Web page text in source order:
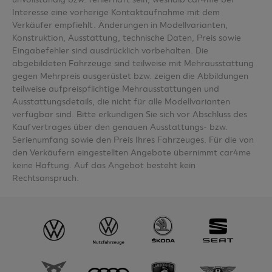
Interesse eine vorherige Kontaktaufnahme mit dem
Verkäufer empfiehlt. Änderungen in Modellvarianten,
Konstruktion, Ausstattung, technische Daten, Preis sowie
Eingabefehler sind ausdrücklich vorbehalten. Die
abgebildeten Fahrzeuge sind teilweise mit Mehrausstattung
gegen Mehrpreis ausgerüstet bzw. zeigen die Abbildungen
teilweise aufpreispflichtige Mehrausstattungen und
Ausstattungsdetails, die nicht für alle Modellvarianten
verfügbar sind. Bitte erkundigen Sie sich vor Abschluss des
Kaufvertrages über den genauen Ausstattungs- bzw.
Serienumfang sowie den Preis Ihres Fahrzeuges. Für die von
den Verkäufern eingestellten Angebote übernimmt car4me
keine Haftung. Auf das Angebot besteht kein
Rechtsanspruch.